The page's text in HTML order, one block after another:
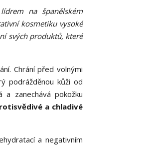
na španělském
kosmetiku vysoké
svých produktů, které
Chrání před volnými
podrážděnou kůži od
zanechává pokožku
a chladivé
a negativním